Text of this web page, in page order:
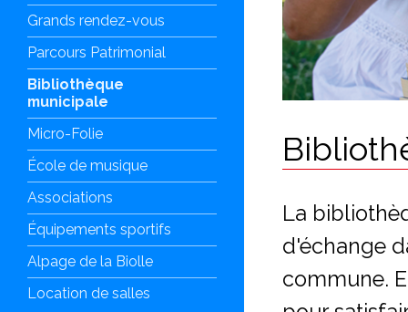
Grands rendez-vous
Parcours Patrimonial
Bibliothèque
municipale
Micro-Folie
École de musique
Associations
Équipements sportifs
Alpage de la Biolle
Location de salles
La
d'échange
commune.